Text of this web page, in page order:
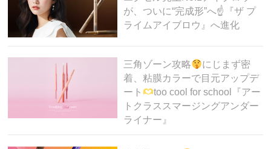
が、ついに“完成形”へ☝
『ザ プ
ライムアイブロウ』へ進化
三角ゾーン攻略
にじまず密
着、粘膜カラーで目元アップデ
ート
too cool for school『アー
トクラススマージングアンダー
ライナー』